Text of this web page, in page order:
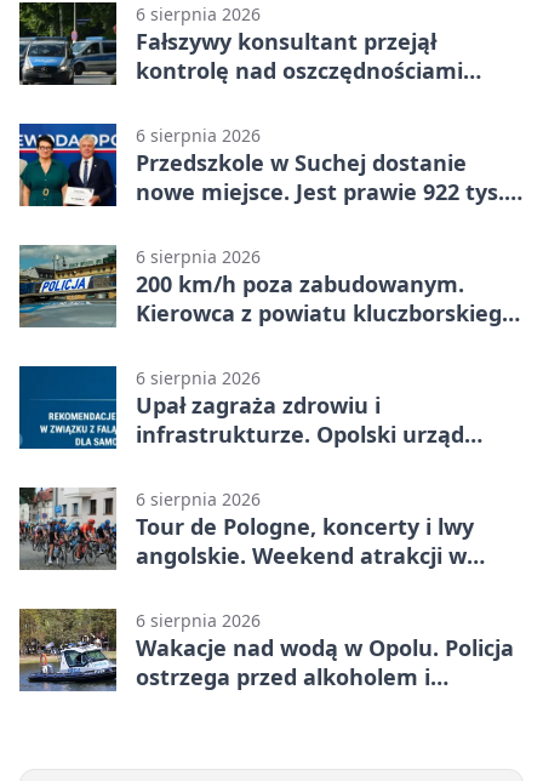
6 sierpnia 2026
Fałszywy konsultant przejął
kontrolę nad oszczędnościami
6 sierpnia 2026
Przedszkole w Suchej dostanie
nowe miejsce. Jest prawie 922 tys.
6 sierpnia 2026
200 km/h poza zabudowanym.
Kierowca z powiatu kluczborskiego
6 sierpnia 2026
Upał zagraża zdrowiu i
infrastrukturze. Opolski urząd
6 sierpnia 2026
Tour de Pologne, koncerty i lwy
angolskie. Weekend atrakcji w
6 sierpnia 2026
Wakacje nad wodą w Opolu. Policja
ostrzega przed alkoholem i